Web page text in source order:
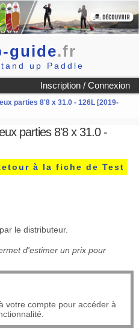
guide.fr
up Paddle
Inscription / Connexion
parties 8'8 x 31.0 - 126L [2019-
parties 8'8 x 31.0 -
à la fiche de Test
le distributeur.
d'estimer un prix pour
votre compte pour accéder à